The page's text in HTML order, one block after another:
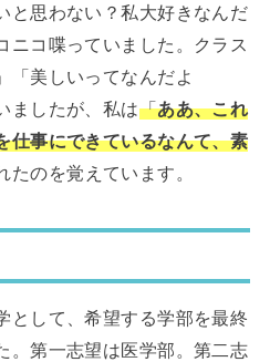
と思わない？私大好きなんだ
ニコ喋っていました。クラス
「美しいってなんだよ
ましたが、私は「ああ、これ
仕事にできているなんて、素
たのを覚えています。
として、希望する学部を最終
。第一志望は医学部。第二志